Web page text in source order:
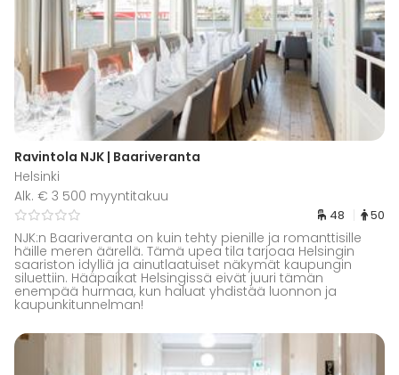
Ravintola NJK | Baariveranta
Helsinki
Alk. € 3 500 myyntitakuu
48 50
NJK:n Baariveranta on kuin tehty pienille ja romanttisille
häille meren äärellä. Tämä upea tila tarjoaa Helsingin
saariston idylliä ja ainutlaatuiset näkymät kaupungin
siluettiin. Hääpaikat Helsingissä eivät juuri tämän
enempää hurmaa, kun haluat yhdistää luonnon ja
kaupunkitunnelman!